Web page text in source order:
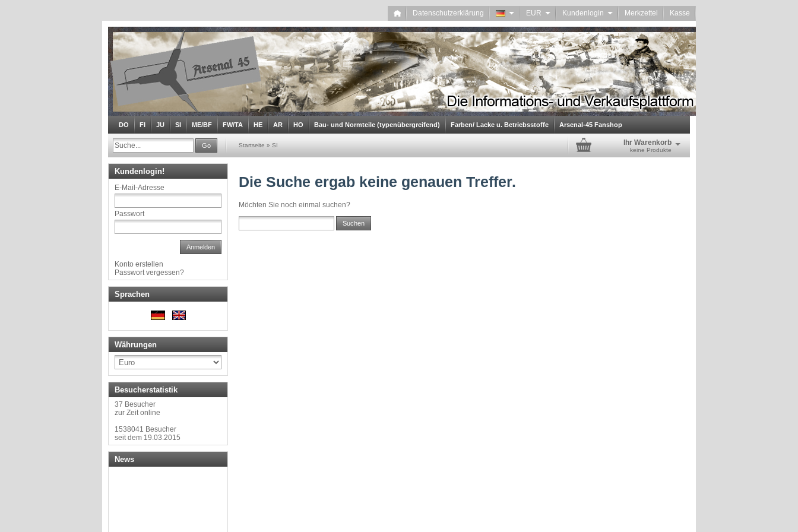
Datenschutzerklärung EUR Kundenlogin Merkzettel Kasse
DO FI JU SI ME/BF FW/TA HE AR HO Bau- und Normteile (typenübergreifend) Farben/ Lacke u. Betriebsstoffe Arsenal-45 Fanshop
Go Startseite » SI Ihr Warenkorb
keine Produkte
Die Suche ergab keine genauen Treffer.
Möchten Sie noch einmal suchen?
Suchen
Kundenlogin!
E-Mail-Adresse
Passwort
Anmelden
Konto erstellen
Passwort vergessen?
Sprachen
Währungen
Besucherstatistik
37 Besucher
zur Zeit online
1538041 Besucher
seit dem 19.03.2015
News